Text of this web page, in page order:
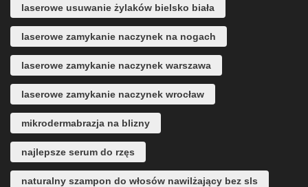
laserowe usuwanie żylaków bielsko biała
laserowe zamykanie naczynek na nogach
laserowe zamykanie naczynek warszawa
laserowe zamykanie naczynek wrocław
mikrodermabrazja na blizny
najlepsze serum do rzęs
naturalny szampon do włosów nawilżający bez sls